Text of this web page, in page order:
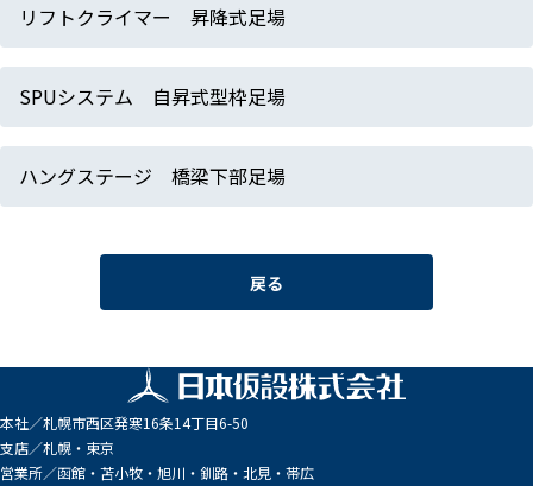
リフトクライマー 昇降式足場
SPUシステム 自昇式型枠足場
ハングステージ 橋梁下部足場
戻る
本社／札幌市西区発寒16条14丁目6-50
支店／札幌・東京
営業所／函館・苫小牧・旭川・釧路・北見・帯広